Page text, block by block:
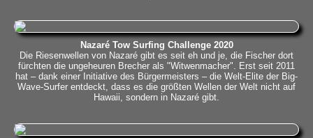
Nazaré Tow Surfing Challenge 2020
Die Riesenwellen von Nazaré gibt es seit eh und je, die Fischer dort
fürchten die ungeheuren Brecher als "Witwenmacher". Erst seit 2011
hat – dank einer Initiative des Bürgermeisters – die Welt-Elite der Big-
Wave-Surfer entdeckt, dass es die größten Wellen der Welt nicht auf
Hawaii, sondern in Nazaré gibt.